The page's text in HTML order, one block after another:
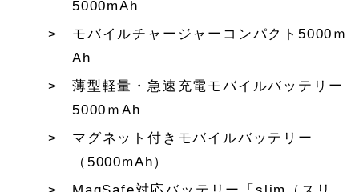
5000mAh
モバイルチャージャーコンパクト5000ｍ
Ah
薄型軽量・急速充電モバイルバッテリー
5000ｍAh
マグネット付きモバイルバッテリー
（5000mAh）